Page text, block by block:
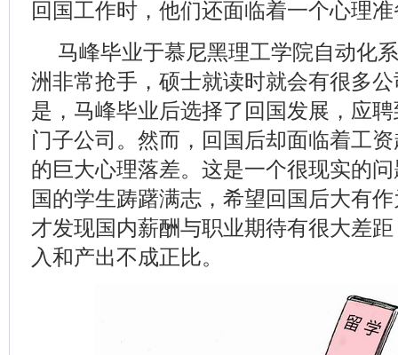
回国工作时，他们还面临着一个心理
马峰毕业于慕尼黑理工学院自动化
洲非常抢手，硕士就读时就会有很多
是，马峰毕业后选择了回国发展，应
门子公司。然而，回国后却面临着工
的巨大心理落差。这是一个很现实的
国的学生踌躇满志，希望回国后大有
才发现国内薪酬与职业期待有很大差
入和产出不成正比。